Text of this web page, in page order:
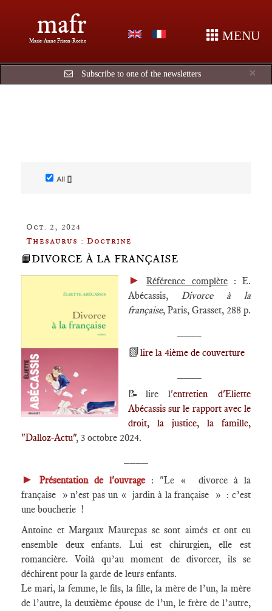
mafr
Marie-Anne Frison-Roche MENU
×
Subscribe to one of the newsletters
All []
Oct. 2, 2024
Thesaurus : Doctrine
📙DIVORCE À LA FRANÇAISE
►Référence complète: E.
Abécassis, Divorce à la
française, Paris, Grasset, 288 p.
📗lire la 4ième de couverture
📝lire l'entretien d'Eliette
Abécassis sur le rapport avec le
droit, la justice, la famille,
"Dalloz-Actu", 3 octobre 2024.
►Présentation de l'ouvrage: "Le « divorce à la
française » n’est pas un « jardin à la française » : c’est
une boucherie !
Antoine et Margaux Maurepas se sont aimés et ont eu
ensemble deux enfants. Lui est chirurgien, elle est
romancière. Voilà qu’au moment de divorcer, ils se
déchirent pour la garde de leurs enfants.
Le mari, la femme, le fils, la fille, la mère de l’un, la mère
de l’autre, la deuxième épouse de l’un, le frère de l’autre,